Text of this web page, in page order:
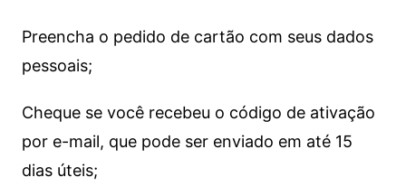
Preencha o pedido de cartão com seus dados
pessoais;
Cheque se você recebeu o código de ativação
por e-mail, que pode ser enviado em até 15
dias úteis;